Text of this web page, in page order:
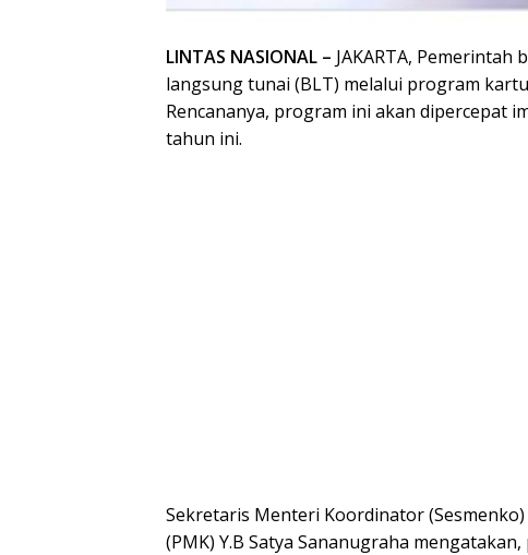
LINTAS NASIONAL – JAKARTA,
langsung tunai (BLT) melalui program
Rencananya, program ini akan dipercepat
tahun ini.
Sekretaris Menteri Koordinator
(PMK) Y.B Satya Sananugraha